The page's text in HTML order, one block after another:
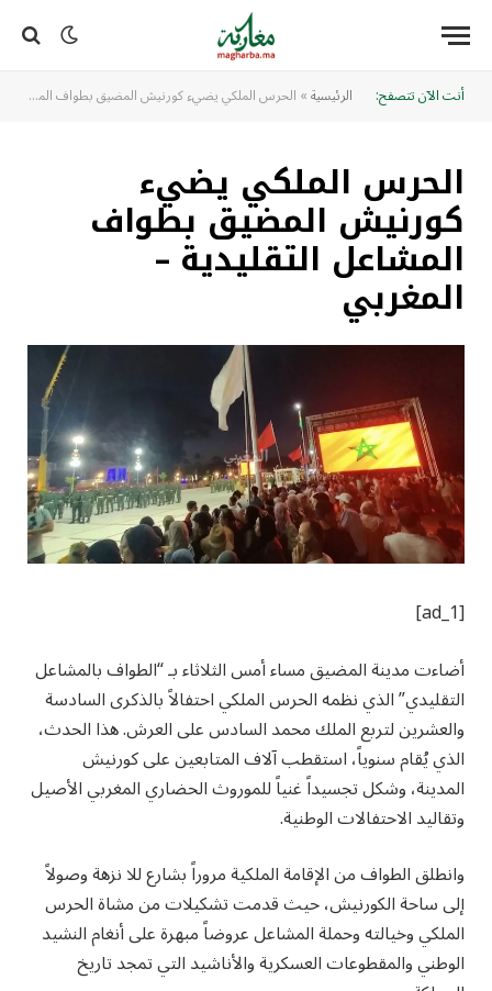
أنت الآن تتصفح: الرئيسية» الحرس الملكي يضيء كورنيش المضيق بطواف المشاعل التقليدية – المغربي
الحرس الملكي يضيء
كورنيش المضيق بطواف
المشاعل التقليدية –
المغربي
[ad_1]
أضاءت مدينة المضيق مساء أمس الثلاثاء بـ “الطواف بالمشاعل
التقليدي” الذي نظمه الحرس الملكي احتفالاً بالذكرى السادسة
والعشرين لتربع الملك محمد السادس على العرش. هذا الحدث،
الذي يُقام سنوياً، استقطب آلاف المتابعين على كورنيش
المدينة، وشكل تجسيداً غنياً للموروث الحضاري المغربي الأصيل
وتقاليد الاحتفالات الوطنية.
وانطلق الطواف من الإقامة الملكية مروراً بشارع للا نزهة وصولاً
إلى ساحة الكورنيش، حيث قدمت تشكيلات من مشاة الحرس
الملكي وخيالته وحملة المشاعل عروضاً مبهرة على أنغام النشيد
الوطني والمقطوعات العسكرية والأناشيد التي تمجد تاريخ